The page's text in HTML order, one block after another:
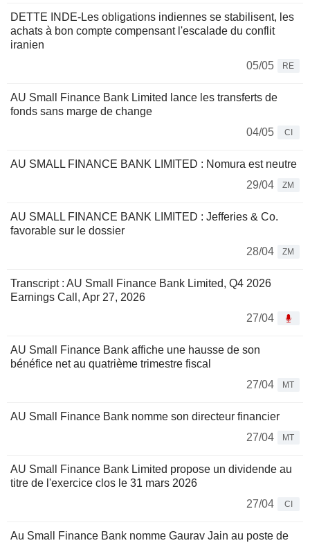
DETTE INDE-Les obligations indiennes se stabilisent, les
achats à bon compte compensant l'escalade du conflit
iranien
05/05
RE
AU Small Finance Bank Limited lance les transferts de
fonds sans marge de change
04/05
CI
AU SMALL FINANCE BANK LIMITED : Nomura est neutre
29/04
ZM
AU SMALL FINANCE BANK LIMITED : Jefferies & Co.
favorable sur le dossier
28/04
ZM
Transcript : AU Small Finance Bank Limited, Q4 2026
Earnings Call, Apr 27, 2026
27/04
AU Small Finance Bank affiche une hausse de son
bénéfice net au quatrième trimestre fiscal
27/04
MT
AU Small Finance Bank nomme son directeur financier
27/04
MT
AU Small Finance Bank Limited propose un dividende au
titre de l'exercice clos le 31 mars 2026
27/04
CI
Au Small Finance Bank nomme Gaurav Jain au poste de